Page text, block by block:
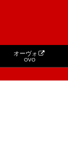
オーヴォ
OVO